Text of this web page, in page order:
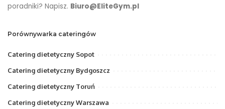
poradniki? Napisz. Biuro@EliteGym.pl
Porównywarka cateringów
Catering dietetyczny Sopot
Catering dietetyczny Bydgoszcz
Catering dietetyczny Toruń
Catering dietetyczny Warszawa